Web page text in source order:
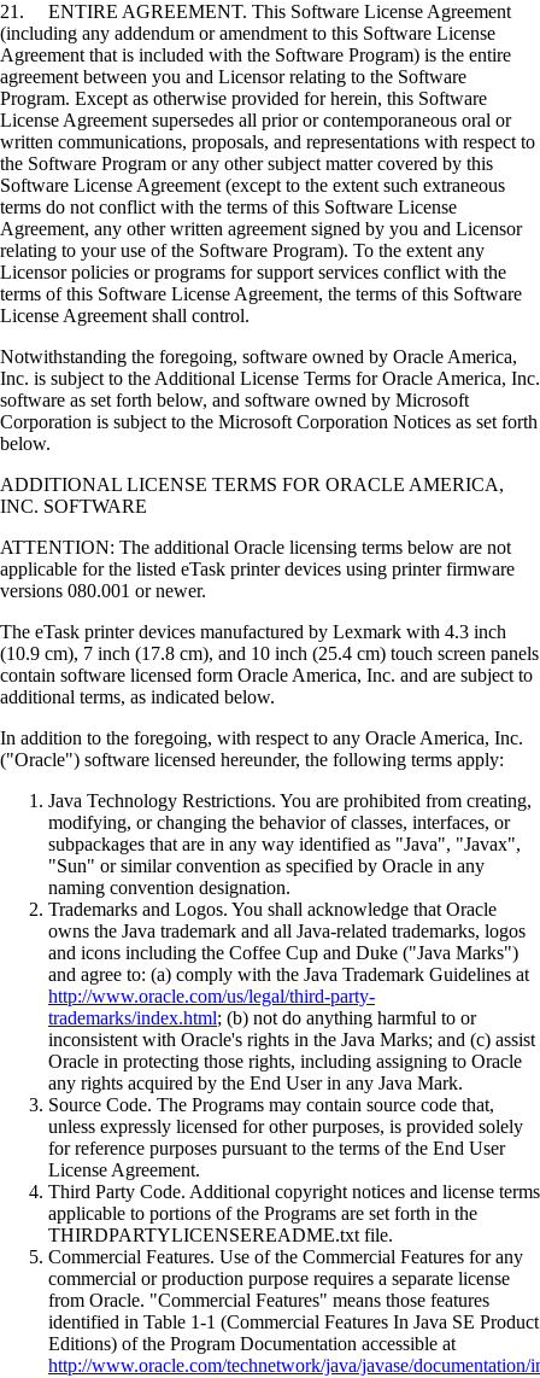
21. ENTIRE AGREEMENT. This Software License Agreement
(including any addendum or amendment to this Software License
Agreement that is included with the Software Program) is the entire
agreement between you and Licensor relating to the Software
Program. Except as otherwise provided for herein, this Software
License Agreement supersedes all prior or contemporaneous oral or
written communications, proposals, and representations with respect to
the Software Program or any other subject matter covered by this
Software License Agreement (except to the extent such extraneous
terms do not conflict with the terms of this Software License
Agreement, any other written agreement signed by you and Licensor
relating to your use of the Software Program). To the extent any
Licensor policies or programs for support services conflict with the
terms of this Software License Agreement, the terms of this Software
License Agreement shall control.
Notwithstanding the foregoing, software owned by Oracle America,
Inc. is subject to the Additional License Terms for Oracle America, Inc.
software as set forth below, and software owned by Microsoft
Corporation is subject to the Microsoft Corporation Notices as set forth
below.
ADDITIONAL LICENSE TERMS FOR ORACLE AMERICA,
INC. SOFTWARE
ATTENTION: The additional Oracle licensing terms below are not
applicable for the listed eTask printer devices using printer firmware
versions 080.001 or newer.
The eTask printer devices manufactured by Lexmark with 4.3 inch
(10.9 cm), 7 inch (17.8 cm), and 10 inch (25.4 cm) touch screen panels
contain software licensed form Oracle America, Inc. and are subject to
additional terms, as indicated below.
In addition to the foregoing, with respect to any Oracle America, Inc.
("Oracle") software licensed hereunder, the following terms apply:
Java Technology Restrictions. You are prohibited from creating,
modifying, or changing the behavior of classes, interfaces, or
subpackages that are in any way identified as "Java", "Javax",
"Sun" or similar convention as specified by Oracle in any
naming convention designation.
Trademarks and Logos. You shall acknowledge that Oracle
owns the Java trademark and all Java-related trademarks, logos
and icons including the Coffee Cup and Duke ("Java Marks")
and agree to: (a) comply with the Java Trademark Guidelines at
http://www.oracle.com/us/legal/third-party-
trademarks/index.html; (b) not do anything harmful to or
inconsistent with Oracle's rights in the Java Marks; and (c) assist
Oracle in protecting those rights, including assigning to Oracle
any rights acquired by the End User in any Java Mark.
Source Code. The Programs may contain source code that,
unless expressly licensed for other purposes, is provided solely
for reference purposes pursuant to the terms of the End User
License Agreement.
Third Party Code. Additional copyright notices and license terms
applicable to portions of the Programs are set forth in the
THIRDPARTYLICENSEREADME.txt file.
Commercial Features. Use of the Commercial Features for any
commercial or production purpose requires a separate license
from Oracle. "Commercial Features" means those features
identified in Table 1-1 (Commercial Features In Java SE Product
Editions) of the Program Documentation accessible at
http://www.oracle.com/technetwork/java/javase/documentation/